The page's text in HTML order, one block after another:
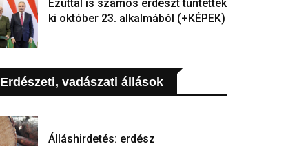
Ezúttal is számos erdészt tüntettek
ki október 23. alkalmából (+KÉPEK)
Erdészeti, vadászati állások
Álláshirdetés: erdész